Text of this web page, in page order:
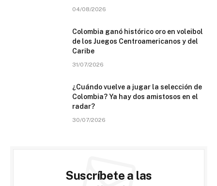
04/08/2026
Colombia ganó histórico oro en voleibol
de los Juegos Centroamericanos y del
Caribe
31/07/2026
¿Cuándo vuelve a jugar la selección de
Colombia? Ya hay dos amistosos en el
radar?
30/07/2026
Suscríbete a las